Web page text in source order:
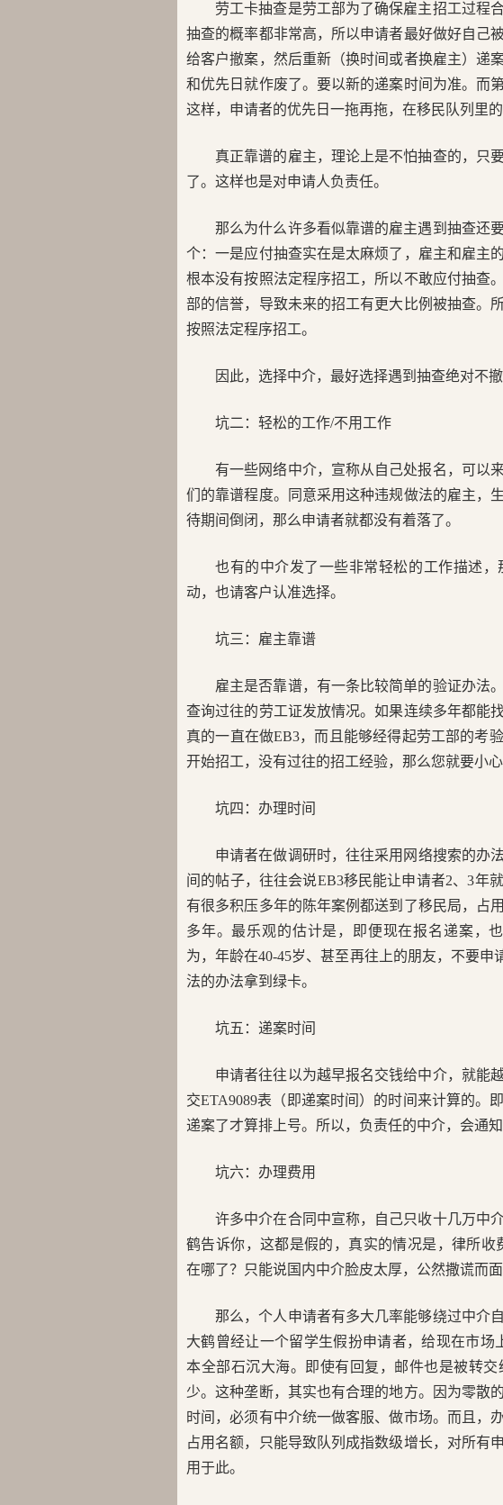
劳工卡抽查是劳工部为了确保雇主招工过程
抽查的概率都非常高，所以申请者最好做好自己
给客户撤案，然后重新（换时间或者换雇主）递
和优先日就作废了。要以新的递案时间为准。而
这样，申请者的优先日一拖再拖，在移民队列里
真正靠谱的雇主，理论上是不怕抽查的，只
了。这样也是对申请人负责任。
那么为什么许多看似靠谱的雇主遇到抽查还
个：一是应付抽查实在是太麻烦了，雇主和雇主
根本没有按照法定程序招工，所以不敢应付抽查
部的信誉，导致未来的招工有更大比例被抽查。
按照法定程序招工。
因此，选择中介，最好选择遇到抽查绝对不
坑二：轻松的工作/不用工作
有一些网络中介，宣称从自己处报名，可以
们的靠谱程度。同意采用这种违规做法的雇主，
待期间倒闭，那么申请者就都没有着落了。
也有的中介发了一些非常轻松的工作描述
动，也请客户认准选择。
坑三：雇主靠谱
雇主是否靠谱，有一条比较简单的验证办法
查询过往的劳工证发放情况。如果连续多年都能
真的一直在做EB3，而且能够经得起劳工部的考
开始招工，没有过往的招工经验，那么您就要小
坑四：办理时间
申请者在做调研时，往往采用网络搜索的办
间的帖子，往往会说EB3移民能让申请者2、3年
有很多积压多年的陈年案例都送到了移民局，占
多年。最乐观的估计是，即便现在报名递案，
为，年龄在40-45岁、甚至再往上的朋友，不要
法的办法拿到绿卡。
坑五：递案时间
申请者往往以为越早报名交钱给中介，就能
交ETA9089表（即递案时间）的时间来计算的。
递案了才算排上号。所以，负责任的中介，会通
坑六：办理费用
许多中介在合同中宣称，自己只收十几万中
鹤告诉你，这都是假的，真实的情况是，律所
在哪了？只能说国内中介脸皮太厚，公然撒谎而
那么，个人申请者有多大几率能够绕过中介
大鹤曾经让一个留学生假扮申请者，给现在市场
本全部石沉大海。即使有回复，邮件也是被转
少。这种垄断，其实也有合理的地方。因为零散
时间，必须有中介统一做客服、做市场。而且，
占用名额，只能导致队列成指数级增长，对所有
用于此。